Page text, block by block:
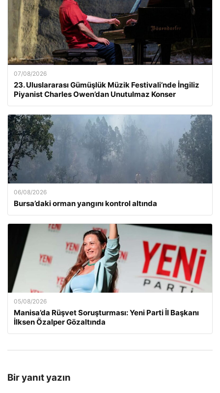
07/08/2026
23. Uluslararası Gümüşlük Müzik Festivali’nde İngiliz
Piyanist Charles Owen’dan Unutulmaz Konser
06/08/2026
Bursa’daki orman yangını kontrol altında
05/08/2026
Manisa’da Rüşvet Soruşturması: Yeni Parti İl Başkanı
İlksen Özalper Gözaltında
Bir yanıt yazın